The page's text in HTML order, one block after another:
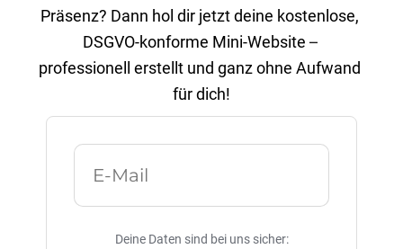
Präsenz? Dann hol dir jetzt deine kostenlose,
DSGVO-konforme Mini-Website –
professionell erstellt und ganz ohne Aufwand
für dich!
Deine Daten sind bei uns sicher: